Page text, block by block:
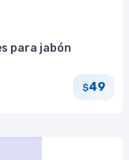
para jabón
$49